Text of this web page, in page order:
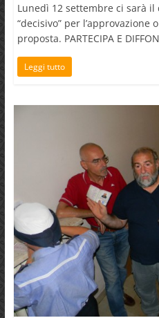
Lunedì 12 settembre ci sarà il
“decisivo” per
proposta. PARTECIPA E
Leggi tutto